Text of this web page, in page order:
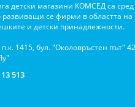
детски магазини КОМСЕД са сред
се фирми в областта на
и детски принадлежности.
1415, бул. "Околовръстен път"
513